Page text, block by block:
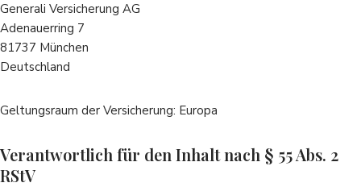
Generali Versicherung AG
Adenauerring 7
81737 München
Deutschland
Geltungsraum der Versicherung: Europa
Verantwortlich für den Inhalt nach § 55 Abs. 2
RStV